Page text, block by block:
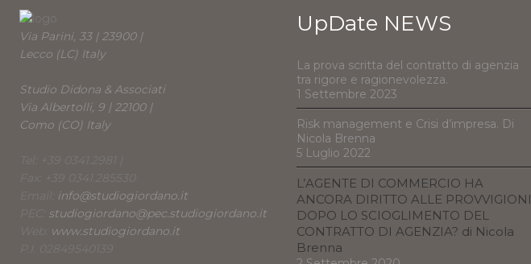
Via Parini, 33 | 23900 |
Lecco (LC) Italy
Studio Didona & Associati
Via Albertolli, 9 | 22100 |
Como (CO) Italy
Tel: +39 0341.2981 |
Fax: +39 0341.285530
Email:
info@studiogiordano.it
PEC: studiogiordano@pec.studiogiordano.it
Web:
www.studiogiordano.it
P.I. 02849540139
UpDate NEWS
La prova scritta del contratto di agenzia
tra rigore e ragionevolezza.
1 Settembre 2023
Risk management e Crisi d’impresa. Di
Nicola Brenna
5 Luglio 2022
L’AGENTE DI COMMERCIO HA
ANCORA DIRITTO ALLE PROVVIGIONI
DOPO LO SCIOGLIMENTO DEL
CONTRATTO DI AGENZIA? di Nicola
Brenna